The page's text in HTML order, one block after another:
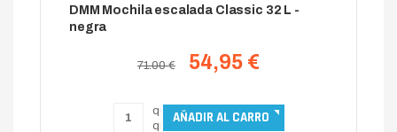
DMM Mochila escalada Classic 32 L -
negra
71.00 € 54,95 €